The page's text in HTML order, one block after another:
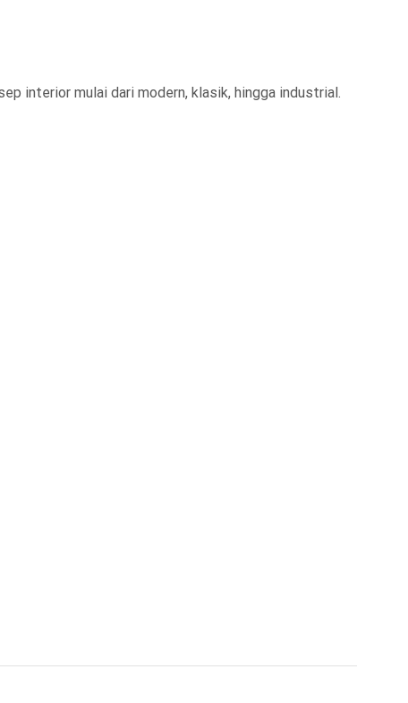
interior mulai dari modern, klasik, hingga industrial.